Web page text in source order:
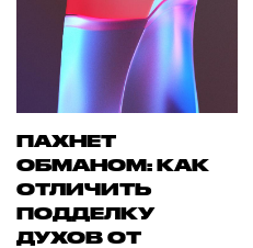
ПАХНЕТ
ОБМАНОМ: КАК
ОТЛИЧИТЬ
ПОДДЕЛКУ
ДУХОВ ОТ